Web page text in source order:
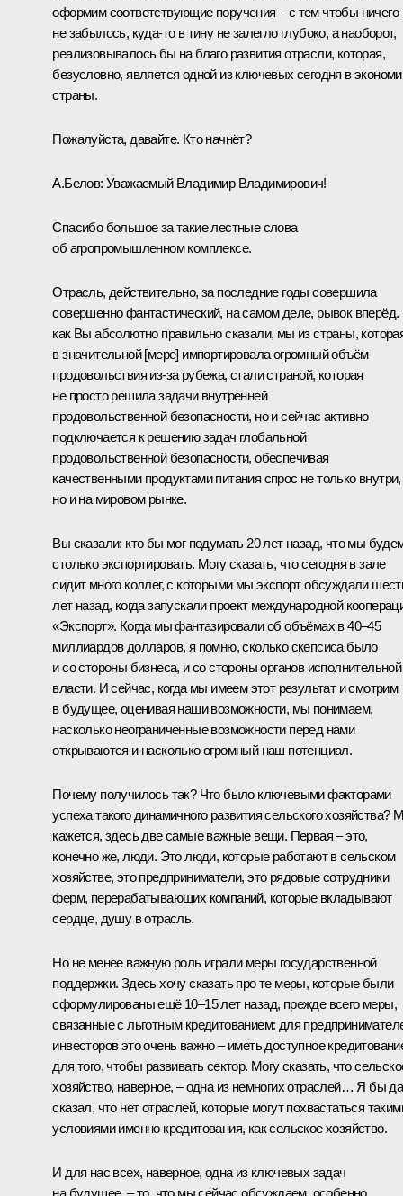
оформим соответствующие поручения – с тем чтобы ничего
не забылось, куда-то в тину не залегло глубоко, а наоборот,
реализовывалось бы на благо развития отрасли, которая,
безусловно, является одной из ключевых сегодня в
страны.
Пожалуйста, давайте. Кто начнёт?
А.Белов: Уважаемый Владимир Владимирович!
Спасибо большое за такие лестные слова
об агропромышленном комплексе.
Отрасль, действительно, за последние годы совершила
совершенно фантастический, на самом деле, рывок
как Вы абсолютно правильно сказали, мы из страны,
в значительной [мере] импортировала огромный объём
продовольствия из-за рубежа, стали страной, которая
не просто решила задачи внутренней
продовольственной безопасности, но и сейчас активно
подключается к решению задач глобальной
продовольственной безопасности, обеспечивая
качественными продуктами питания спрос не только внутри,
но и на мировом рынке.
Вы сказали: кто бы мог подумать 20 лет назад, что мы
столько экспортировать. Могу сказать, что сегодня в зале
сидит много коллег, с которыми мы экспорт обсуждали
лет назад, когда запускали проект международной
«Экспорт». Когда мы фантазировали об объёмах в 40–45
миллиардов долларов, я помню, сколько скепсиса было
и со стороны бизнеса, и со стороны органов исполнительной
власти. И сейчас, когда мы имеем этот результат и смотрим
в будущее, оценивая наши возможности, мы понимаем,
насколько неограниченные возможности перед нами
открываются и насколько огромный наш потенциал.
Почему получилось так? Что было ключевыми факторами
успеха такого динамичного развития сельского хозяйства?
кажется, здесь две самые важные вещи. Первая – это,
конечно же, люди. Это люди, которые работают в сельском
хозяйстве, это предприниматели, это рядовые сотрудники
ферм, перерабатывающих компаний, которые вкладывают
сердце, душу в отрасль.
Но не менее важную роль играли меры государственной
поддержки. Здесь хочу сказать про те меры, которые были
сформулированы ещё 10–15 лет назад, прежде всего меры,
связанные с льготным кредитованием: для
инвесторов это очень важно – иметь доступное
для того, чтобы развивать сектор. Могу сказать, что
хозяйство, наверное, – одна из немногих отраслей… Я бы
сказал, что нет отраслей, которые могут похвастаться
условиями именно кредитования, как сельское хозяйство.
И для нас всех, наверное, одна из ключевых задач
на будущее, – то, что мы сейчас обсуждаем, особенно